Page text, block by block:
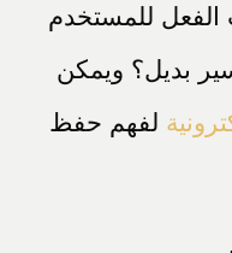
للمستخدم
بديل؟ ويمكن
لفهم حفظ